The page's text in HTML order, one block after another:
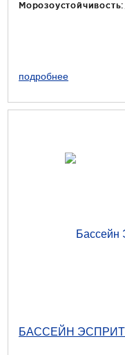
Морозоустойчивость:
подробнее
БАССЕЙН ЭСПРИТ